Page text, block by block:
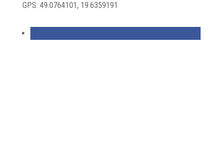
GPS: 49.0764101, 19.6359191